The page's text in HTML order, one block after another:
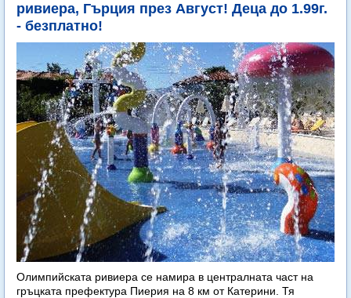
ривиера, Гърция през Август! Деца до 1.99г.
- безплатно!
Олимпийската ривиера се намира в централната част на
гръцката префектура Пиерия на 8 км от Катерини. Тя